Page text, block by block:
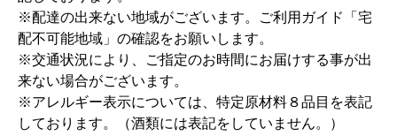
※配達の出来ない地域がございます。ご利用ガイド「宅
配不可能地域」の確認をお願いします。
※交通状況により、ご指定のお時間にお届けする事が出
来ない場合がございます。
※アレルギー表示については、特定原材料８品目を表記
しております。（酒類には表記をしていません。）